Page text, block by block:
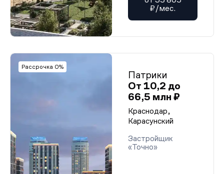
₽/мес.
Рассрочка 0%
Патрики
От 10,2 до
66,5 млн ₽
Краснодар,
Карасунский
Застройщик
«Точно»